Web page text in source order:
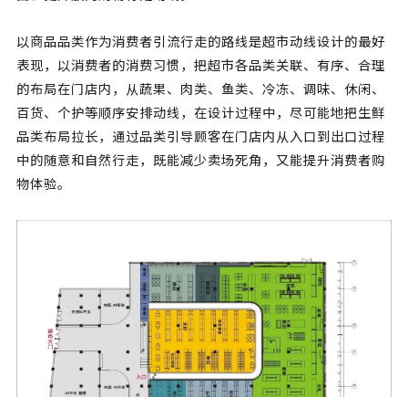
以商品品类作为消费者引流行走的路线是超市动线设计的最好
表现，以消费者的消费习惯，把超市各品类关联、有序、合理
的布局在门店内，从蔬果、肉类、鱼类、冷冻、调味、休闲、
百货、个护等顺序安排动线，在设计过程中，尽可能地把生鲜
品类布局拉长，通过品类引导顾客在门店内从入口到出口过程
中的随意和自然行走，既能减少卖场死角，又能提升消费者购
物体验。